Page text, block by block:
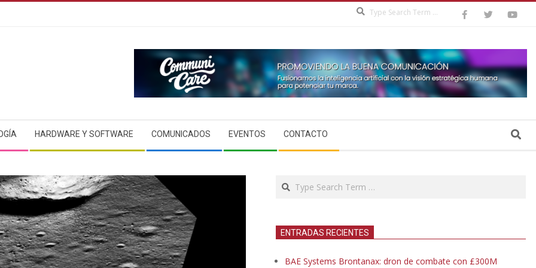
HARDWARE Y SOFTWARE COMUNICADOS EVENTOS CONTACTO Search
Search
ENTRADAS RECIENTES
BAE Systems Brontanax: dron de combate con £300M